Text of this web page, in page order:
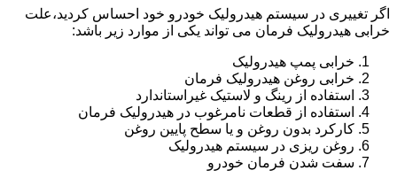
اگر تغییری در سیستم هیدرولیک خودرو خود احساس کردید،علت
خرابی هیدرولیک فرمان می تواند یکی از موارد زیر باشد:
خرابی پمپ هیدرولیک
خرابی روغن هیدرولیک فرمان
استفاده از رینگ و لاستیک غیراستاندارد
استفاده از قطعات نامرغوب در هیدرولیک فرمان
کارکرد بدون روغن و یا سطح پایین روغن
روغن ریزی در سیستم هیدرولیک
سفت شدن فرمان خودرو